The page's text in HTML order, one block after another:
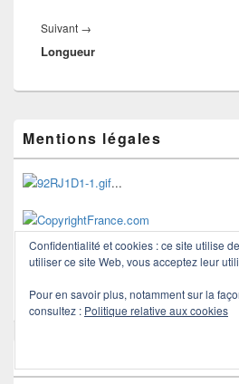
Suivant →
suivant :
Longueur
principale
de
widget
pour
barre
latérale
Mentions légales
...
Les articles de ce blog sont protégés
copiés, ni intégralement, ni à travers
Merci !
Confidentialité et cookies : ce site utilise
utiliser ce site Web, vous acceptez leur
Pour en savoir plus, notamment sur la
consultez : Politique relative aux cookies